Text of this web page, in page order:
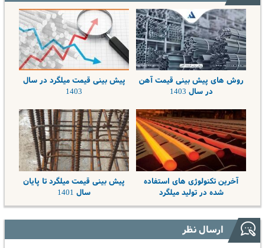
روش‌ های پیش بینی قیمت آهن
در سال 1403
پیش بینی قیمت میلگرد در سال
1403
آخرین تکنولوژی ‌های استفاده
شده در تولید میلگرد
پیش بینی قیمت میلگرد تا پایان
سال 1401
ارسال نظر